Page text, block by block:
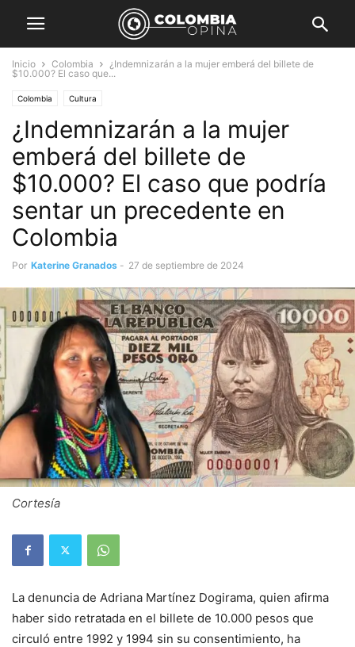
Inicio Colombia
¿Indemnizarán a la mujer emberá del billete de
$10.000? El caso que...
Colombia Cultura
¿Indemnizarán a la mujer
emberá del billete de
$10.000? El caso que podría
sentar un precedente en
Colombia
Por Katerine Granados - 27 de septiembre de 2024
Cortesía
La denuncia de Adriana Martínez Dogirama, quien afirma
haber sido retratada en el billete de 10.000 pesos que
circuló entre 1992 y 1994 sin su consentimiento, ha